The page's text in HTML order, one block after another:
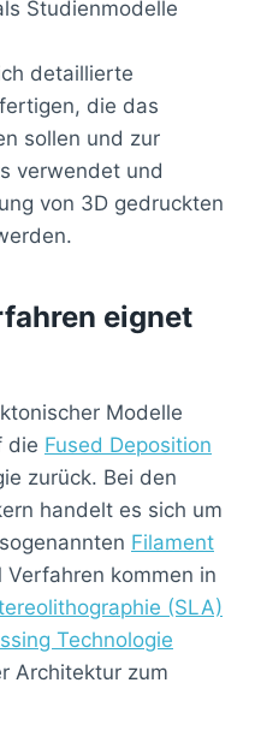
Studienmodelle
detaillierte
die das
sollen und zur
verwendet und
von 3D gedruckten
eignet
Modelle
die Fused Deposition
zurück. Bei den
handelt es sich um
Filament
kommen in
(SLA)
Technologie
Architektur zum